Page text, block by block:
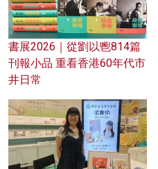
書展2026｜從劉以鬯814篇
刊報小品 重看香港60年代市
井日常